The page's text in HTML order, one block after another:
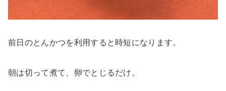
前日のとんかつを利用すると時短になります。
朝は切って煮て、卵でとじるだけ。